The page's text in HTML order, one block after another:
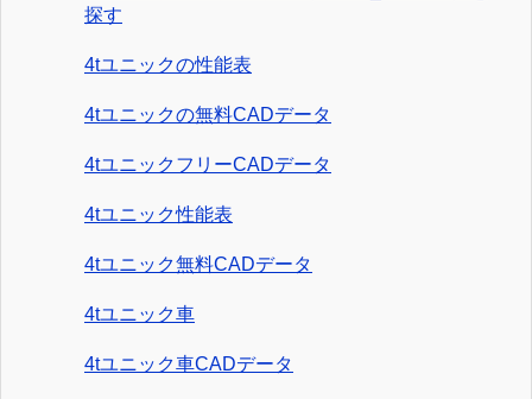
探す
4tユニックの性能表
4tユニックの無料CADデータ
4tユニックフリーCADデータ
4tユニック性能表
4tユニック無料CADデータ
4tユニック車
4tユニック車CADデータ